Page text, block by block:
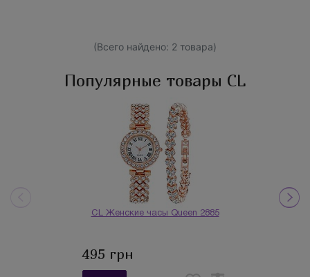
(Всего найдено: 2 товара)
Популярные товары CL
CL Женские часы Queen 2885
495 грн